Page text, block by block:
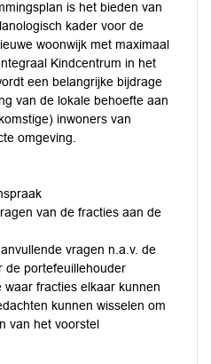
is het bieden van
kader voor de
woonwijk met maximaal
Kindcentrum in het
een belangrijke bijdrage
van de lokale behoefte aan
inwoners van
omgeving.
van de fracties aan de
vragen n.a.v. de
de portefeuillehouder
waar fracties elkaar kunnen
kunnen wisselen om
van het voorstel